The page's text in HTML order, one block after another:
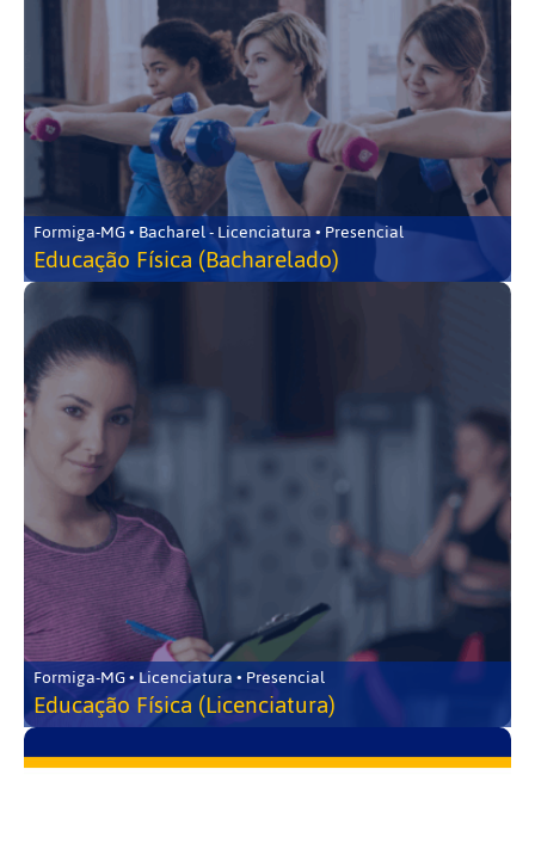
Formiga-MG • Bacharel - Licenciatura • Presencial
Educação Física (Bacharelado)
Formiga-MG • Licenciatura • Presencial
Educação Física (Licenciatura)